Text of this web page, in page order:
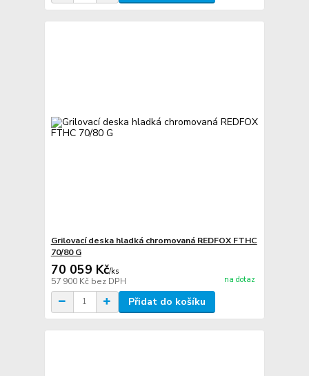
Grilovací deska hladká chromovaná REDFOX FTHC
70/80 G
70 059 Kč/ks
57 900 Kč bez DPH na dotaz
Přidat do košíku